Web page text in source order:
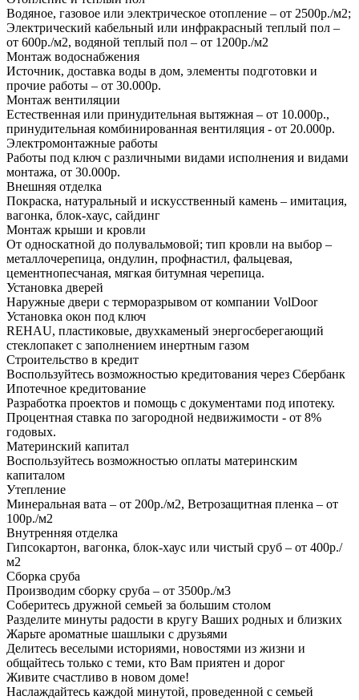
Водяное, газовое или электрическое отопление – от 2500р./м2;
Электрический кабельный или инфракрасный теплый пол –
от 600р./м2, водяной теплый пол – от 1200р./м2
Монтаж водоснабжения
Источник, доставка воды в дом, элементы подготовки и
прочие работы – от 30.000р.
Монтаж вентиляции
Естественная или принудительная вытяжная – от 10.000р.,
принудительная комбинированная вентиляция - от 20.000р.
Электромонтажные работы
Работы под ключ с различными видами исполнения и видами
монтажа, от 30.000р.
Внешняя отделка
Покраска, натуральный и искусственный камень – имитация,
вагонка, блок-хаус, сайдинг
Монтаж крыши и кровли
От односкатной до полувальмовой; тип кровли на выбор –
металлочерепица, ондулин, профнастил, фальцевая,
цементнопесчаная, мягкая битумная черепица.
Установка дверей
Наружные двери с терморазрывом от компании VolDoor
Установка окон под ключ
REHAU, пластиковые, двухкаменый энергосберегающий
стеклопакет с заполнением инертным газом
Строительство в кредит
Воспользуйтесь возможностью кредитования через Сбербанк
Ипотечное кредитование
Разработка проектов и помощь с документами под ипотеку.
Процентная ставка по загородной недвижимости - от 8%
годовых.
Материнский капитал
Воспользуйтесь возможностью оплаты материнским
капиталом
Утепление
Минеральная вата – от 200р./м2, Ветрозащитная пленка – от
100р./м2
Внутренняя отделка
Гипсокартон, вагонка, блок-хаус или чистый сруб – от 400р./
м2
Сборка сруба
Производим сборку сруба – от 3500р./м3
Соберитесь дружной семьей за большим столом
Разделите минуты радости в кругу Ваших родных и близких
Жарьте ароматные шашлыки с друзьями
Делитесь веселыми историями, новостями из жизни и
общайтесь только с теми, кто Вам приятен и дорог
Живите счастливо в новом доме!
Наслаждайтесь каждой минутой, проведенной с семьей